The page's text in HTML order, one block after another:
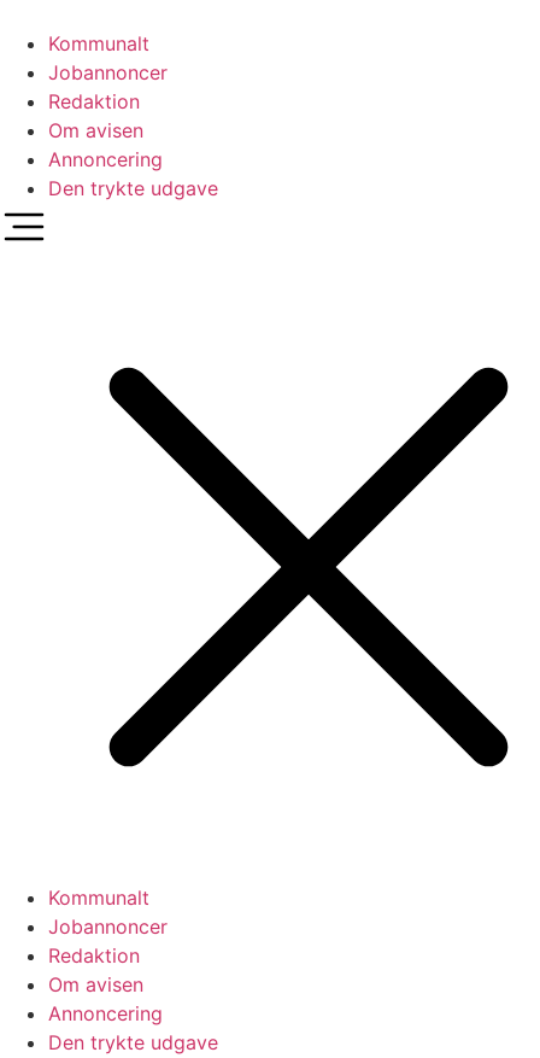
indhold
Kommunalt
Jobannoncer
Redaktion
Om avisen
Annoncering
Den trykte udgave
Kommunalt
Jobannoncer
Redaktion
Om avisen
Annoncering
Den trykte udgave